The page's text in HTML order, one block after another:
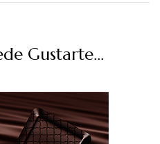
Gustarte...